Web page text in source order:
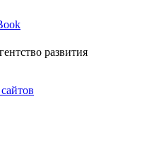
развития